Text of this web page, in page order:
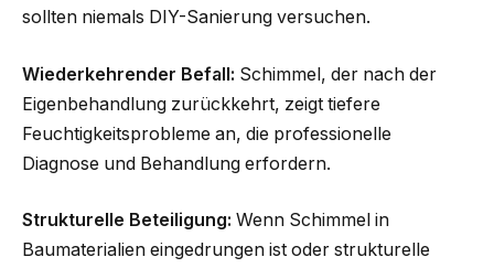
sollten niemals DIY-Sanierung versuchen.
Wiederkehrender Befall: Schimmel, der nach der
Eigenbehandlung zurückkehrt, zeigt tiefere
Feuchtigkeitsprobleme an, die professionelle
Diagnose und Behandlung erfordern.
Strukturelle Beteiligung: Wenn Schimmel in
Baumaterialien eingedrungen ist oder strukturelle